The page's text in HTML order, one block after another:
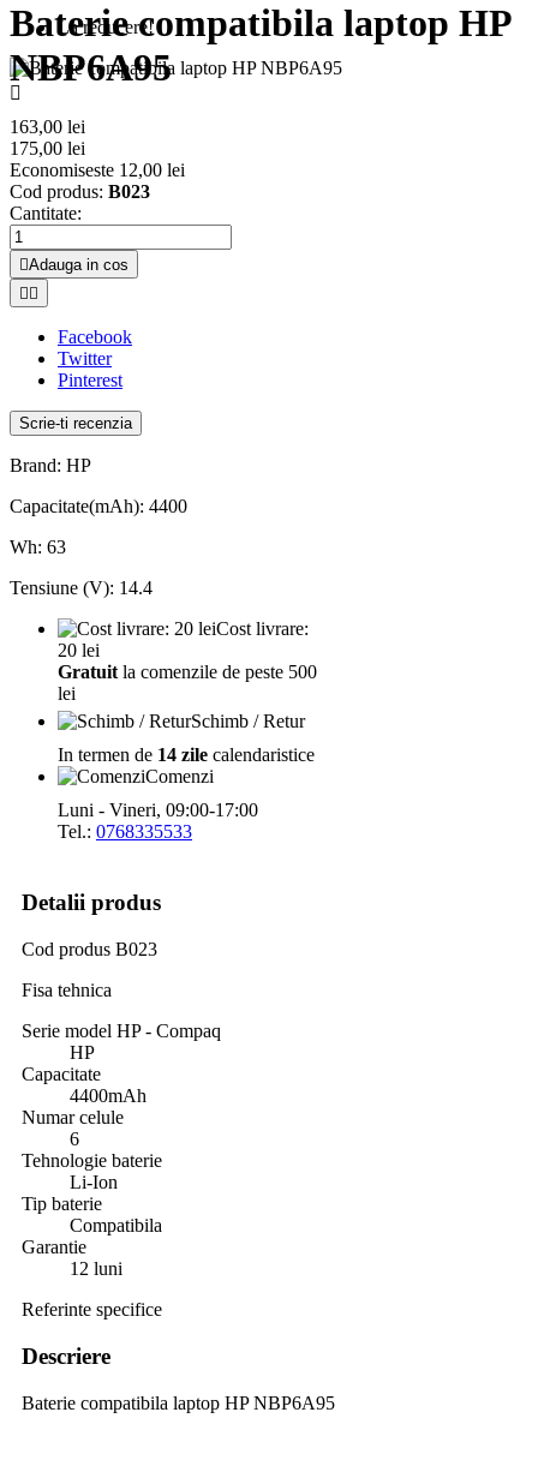
La reducere!

Baterie compatibila laptop HP
NBP6A95
163,00 lei
175,00 lei
Economiseste 12,00 lei
Cod produs: B023
Cantitate:
Adauga in cos
 
Facebook
Twitter
Pinterest
Scrie-ti recenzia
Brand: HP
Capacitate(mAh): 4400
Wh: 63
Tensiune (V): 14.4
Cost livrare:
20 lei
Gratuit la comenzile de peste 500
lei
Schimb / Retur
In termen de 14 zile calendaristice
Comenzi
Luni - Vineri, 09:00-17:00
Tel.: 0768335533
Detalii produs
Cod produs B023
Fisa tehnica
Serie model HP - Compaq
HP
Capacitate
4400mAh
Numar celule
6
Tehnologie baterie
Li-Ion
Tip baterie
Compatibila
Garantie
12 luni
Referinte specifice
Descriere
Baterie compatibila laptop HP NBP6A95